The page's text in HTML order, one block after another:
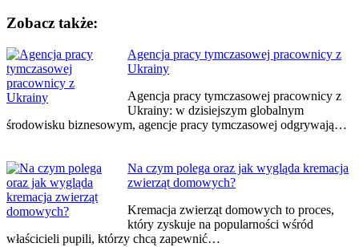
Zobacz także:
Agencja pracy tymczasowej pracownicy z
Ukrainy
Agencja pracy tymczasowej pracownicy z
Ukrainy: w dzisiejszym globalnym
środowisku biznesowym, agencje pracy tymczasowej odgrywają…
Na czym polega oraz jak wygląda kremacja
zwierząt domowych?
Kremacja zwierząt domowych to proces,
który zyskuje na popularności wśród
właścicieli pupili, którzy chcą zapewnić…
Nawigacja
wpisu